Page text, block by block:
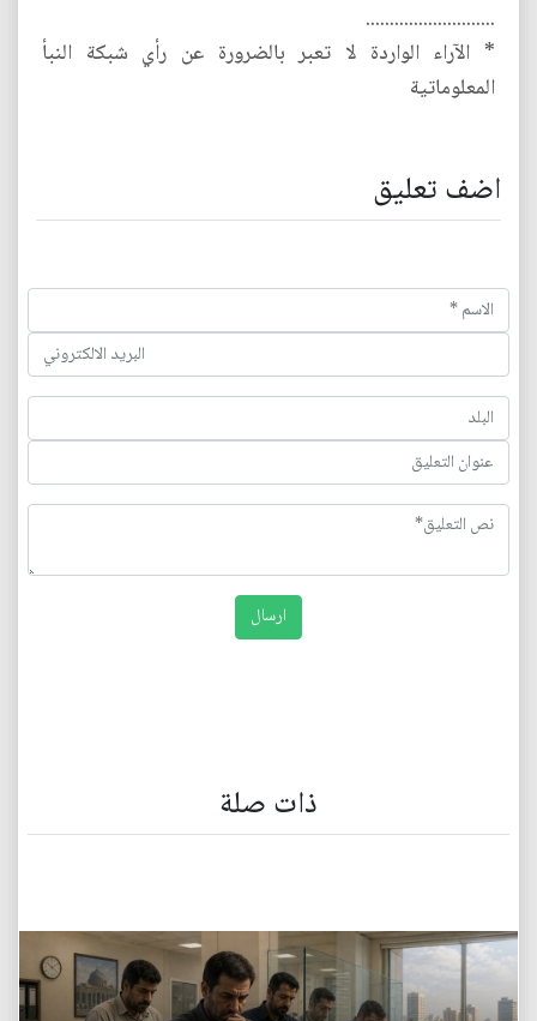
...........................
* الآراء الواردة لا تعبر بالضرورة عن رأي شبكة النبأ
المعلوماتية
اضف تعليق
ذات صلة